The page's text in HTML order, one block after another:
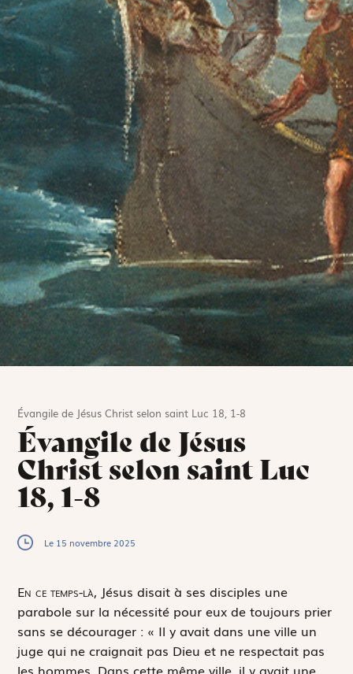
Évangile de Jésus Christ selon saint Luc 18, 1-8
Évangile de Jésus
Christ selon saint Luc
18, 1-8
Le 15 novembre 2025
En ce temps-là, Jésus disait à ses disciples une
parabole sur la nécessité pour eux de toujours prier
sans se décourager : « Il y avait dans une ville un
juge qui ne craignait pas Dieu et ne respectait pas
les hommes. Dans cette même ville, il y avait une